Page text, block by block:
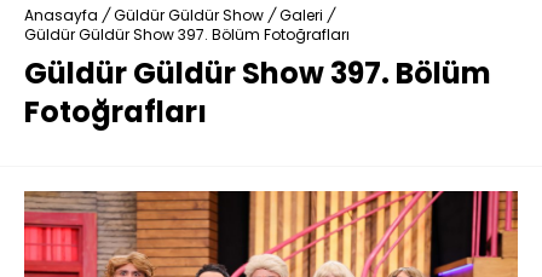
Anasayfa / Güldür Güldür Show / Galeri /
Güldür Güldür Show 397. Bölüm Fotoğrafları
Güldür Güldür Show 397. Bölüm
Fotoğrafları